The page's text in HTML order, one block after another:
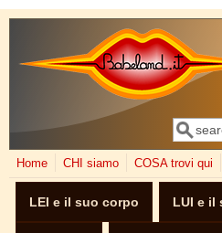
Salta al contenuto principale
Form
Cerca
Home CHI siamo COSA trovi qui
LEI e il suo corpo LUI e il